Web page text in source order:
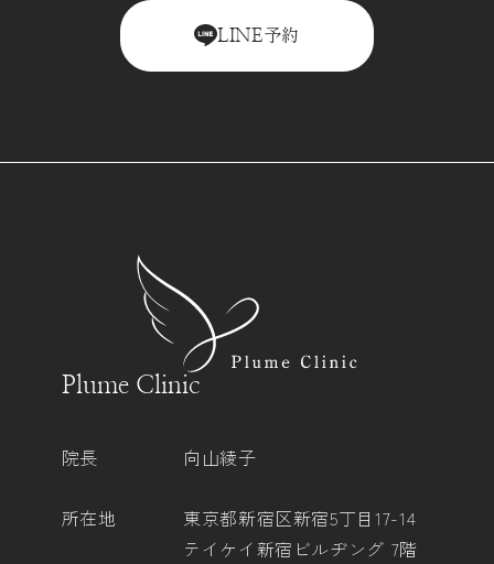
LINE予約
Plume Clinic
院長 向山綾子
所在地
東京都新宿区新宿5丁目17-14
テイケイ新宿ビルヂング 7階